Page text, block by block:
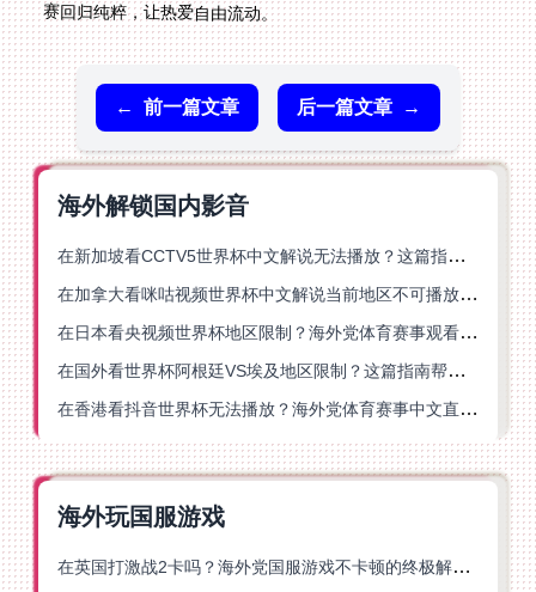
赛回归纯粹，让热爱自由流动。
← 前一篇文章 后一篇文章 →
海外解锁国内影音
在新加坡看CCTV5世界杯中文解说无法播放？这篇指南帮你解锁海外体育直播自由
在加拿大看咪咕视频世界杯中文解说当前地区不可播放？这篇指南帮你一键解决
在日本看央视频世界杯地区限制？海外党体育赛事观看终极指南
在国外看世界杯阿根廷VS埃及地区限制？这篇指南帮你搞定中文直播+解说
在香港看抖音世界杯无法播放？海外党体育赛事中文直播终极指南
海外玩国服游戏
在英国打激战2卡吗？海外党国服游戏不卡顿的终极解决方案